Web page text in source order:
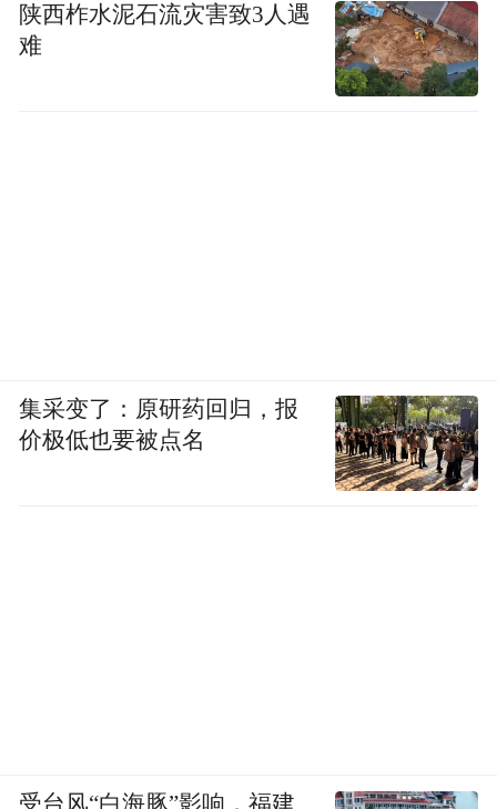
陕西柞水泥石流灾害致3人遇
难
集采变了：原研药回归，报
价极低也要被点名
受台风“白海豚”影响，福建